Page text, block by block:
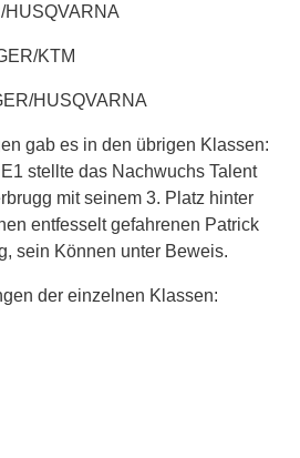
HUSQVARNA
KTM
HUSQVARNA
gab es in den übrigen Klassen:
stellte das Nachwuchs Talent
mit seinem 3. Platz hinter
entfesselt gefahrenen Patrick
sein Können unter Beweis.
der einzelnen Klassen: